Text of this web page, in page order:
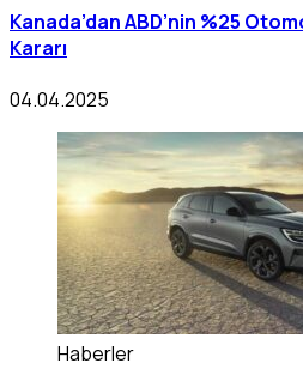
Kanada’dan ABD’nin %25
Kararı
04.04.2025
Haberler